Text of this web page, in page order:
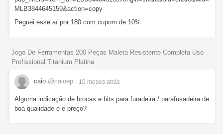
MLB3844645159&action=copy
Peguei esse aí por 180 com cupom de 10%
Jogo De Ferramentas 200 Peças Maleta Resistente Completa Uso
Profissional Titanium Platina
caio @caioep - 10 meses atrás
Alguma indicação de brocas e bits para furadeira / parafusadeira de
boa qualidade e e preço?